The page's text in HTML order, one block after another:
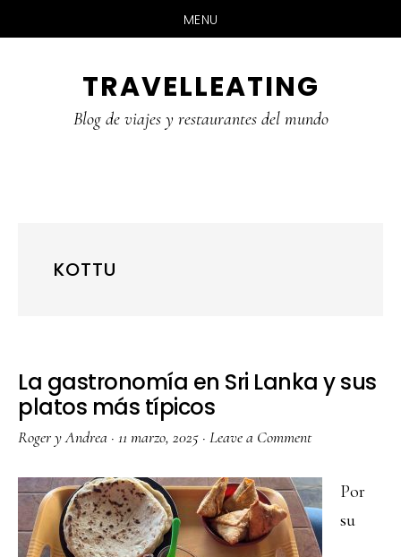
MENU
TRAVELLEATING
Blog de viajes y restaurantes del mundo
KOTTU
La gastronomía en Sri Lanka y sus
platos más típicos
Roger y Andrea · 11 marzo, 2025 · Leave a Comment
Por
su